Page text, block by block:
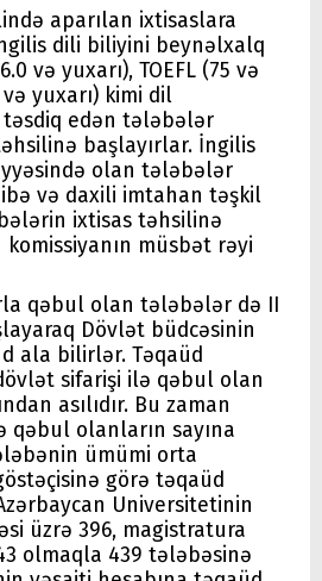
aparılan ixtisaslara
dili biliyini beynəlxalq
və yuxarı), TOEFL (75 və
və yuxarı) kimi dil
edən tələbələr
başlayırlar. İngilis
olan tələbələr
və daxili imtahan təşkil
ixtisas təhsilinə
komissiyanın müsbət rəyi
qəbul olan tələbələr də II
Dövlət büdcəsinin
ala bilirlər. Təqaüd
sifarişi ilə qəbul olan
asılıdır. Bu zaman
qəbul olanların sayına
ümümi orta
görə təqaüd
Universitetinin
üzrə 396, magistratura
olmaqla 439 tələbəsinə